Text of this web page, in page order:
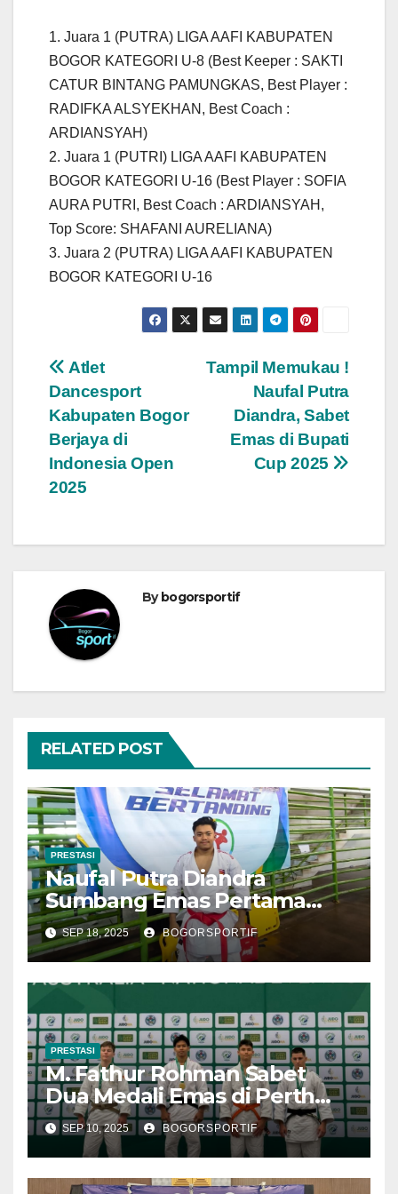
1. Juara 1 (PUTRA) LIGA AAFI KABUPATEN
BOGOR KATEGORI U-8 (Best Keeper : SAKTI
CATUR BINTANG PAMUNGKAS, Best Player :
RADIFKA ALSYEKHAN, Best Coach :
ARDIANSYAH)
2. Juara 1 (PUTRI) LIGA AAFI KABUPATEN
BOGOR KATEGORI U-16 (Best Player : SOFIA
AURA PUTRI, Best Coach : ARDIANSYAH,
Top Score: SHAFANI AURELIANA)
3. Juara 2 (PUTRA) LIGA AAFI KABUPATEN
BOGOR KATEGORI U-16
Navigasi
pos
Tampil Memukau !
Naufal Putra
Diandra, Sabet
Emas di Bupati
Cup 2025
Atlet
Dancesport
Kabupaten Bogor
Berjaya di
Indonesia Open
2025
Bybogorsportif
RELATED POST
PRESTASI
Naufal Putra Diandra
Sumbang Emas Pertama
Bagi Kontingen Bogor
Istimewa di POPDA
SEP 18, 2025 BOGORSPORTIF
PRESTASI
M. Fathur Rohman Sabet
Dua Medali Emas di Perth
Internasional Open 2025
SEP 10, 2025 BOGORSPORTIF